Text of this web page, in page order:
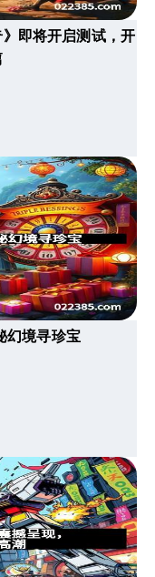
即将开启测试，开
幻境寻珍宝